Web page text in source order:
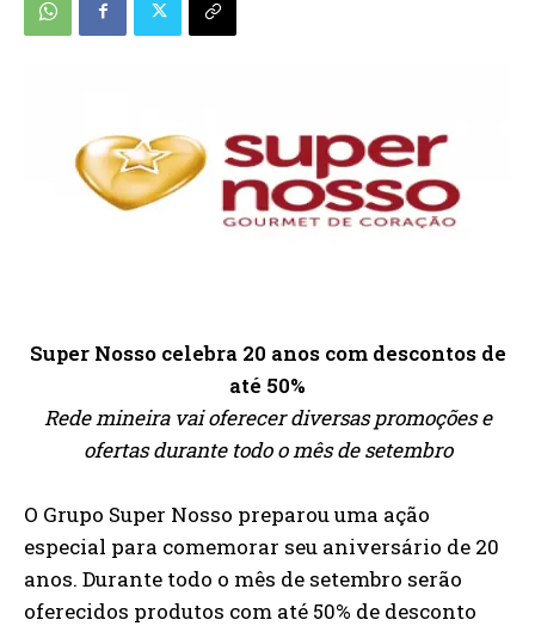
Super Nosso celebra 20 anos com descontos de
até 50%
Rede mineira vai oferecer diversas promoções e
ofertas durante todo o mês de setembro
O Grupo Super Nosso preparou uma ação
especial para comemorar seu aniversário de 20
anos. Durante todo o mês de setembro serão
oferecidos produtos com até 50% de desconto